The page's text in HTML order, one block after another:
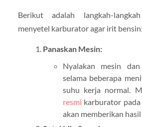
Berikut adalah langkah-
menyetel karburator agar irit bensin:
Panaskan Mesin:
Nyalakan mesin
selama beberapa
suhu kerja normal.
resmi karburator
akan memberikan